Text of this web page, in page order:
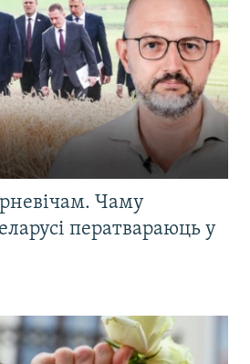
Чаму
ператвараюць у